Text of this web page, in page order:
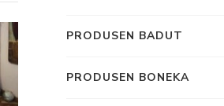
PRODUSEN BADUT
PRODUSEN BONEKA